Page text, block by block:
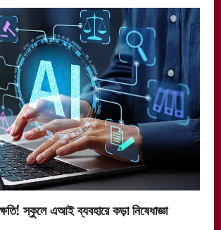
স্কুলে এআই ব্যবহারে কড়া নিষেধাজ্ঞা